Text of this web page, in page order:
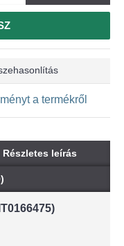
a termékről
Részletes leírás